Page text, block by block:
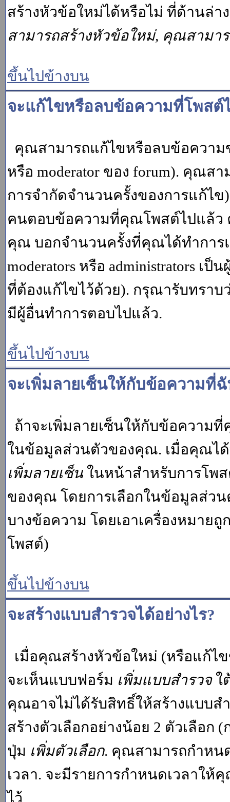
สร้างหัวข้อใหม่ได้หรือไม่ ที่ด้านล่
สามารถสร้างหัวข้อใหม่, คุณสามา
ขึ้นไปข้างบน
จะแก้ไขหรือลบข้อความที่โพสต์
คุณสามารถแก้ไขหรือลบข้อความ
หรือ moderator ของ forum). คุณส
การจำกัดจำนวนครั้งของการแก้ไ
คนตอบข้อความที่คุณโพสต์ไปแล้ว
คุณ บอกจำนวนครั้งที่คุณได้ทำการ
moderators หรือ administrators เ
ที่ต้องแก้ไขไว้ด้วย). กรุณารับทรา
มีผู้อื่นทำการตอบไปแล้ว.
ขึ้นไปข้างบน
จะเพิ่มลายเซ็นให้กับข้อความที่
ถ้าจะเพิ่มลายเซ็นให้กับข้อความ
ในข้อมูลส่วนตัวของคุณ. เมื่อคุณไ
เพิ่มลายเซ็น ในหน้าสำหรับการโพ
ของคุณ โดยการเลือกในข้อมูลส่ว
บางข้อความ โดยเอาเครื่องหมาย
โพสต์)
ขึ้นไปข้างบน
จะสร้างแบบสำรวจได้อย่างไร?
เมื่อคุณสร้างหัวข้อใหม่ (หรือแก้
จะเห็นแบบฟอร์ม เพิ่มแบบสำรวจใ
คุณอาจไม่ได้รับสิทธิ์ให้สร้างแบบส
สร้างตัวเลือกอย่างน้อย 2 ตัวเลือก
ปุ่ม เพิ่มตัวเลือก. คุณสามารถกำหน
เวลา. จะมีรายการกำหนดเวลาให้
ไว้